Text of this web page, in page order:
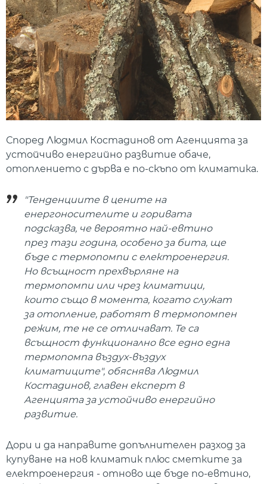
Според Людмил Костадинов от Агенцията за
устойчиво енергийно развитие обаче,
отоплението с дърва е по-скъпо от климатика.
"Тенденциите в цените на
енергоносителите и горивата
подсказва, че вероятно най-евтино
през тази година, особено за бита, ще
бъде с термопомпи с електроенергия.
Но всъщност прехвърляне на
термопомпи или чрез климатици,
които също в момента, когато служат
за отопление, работят в термопомпен
режим, те не се отличават. Те са
всъщност функционално все едно една
термопомпа въздух-въздух
климатиците", обяснява Людмил
Костадинов, главен експерт в
Агенцията за устойчиво енергийно
развитие.
Дори и да направите допълнителен разход за
купуване на нов климатик плюс сметките за
електроенергия - отново ще бъде по-евтино,